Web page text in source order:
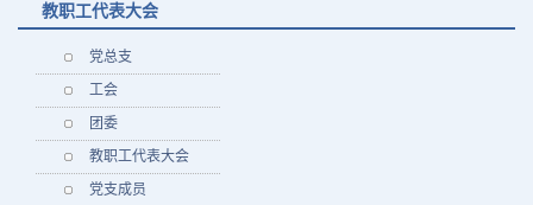
教职工代表大会
党总支
工会
团委
教职工代表大会
党支成员